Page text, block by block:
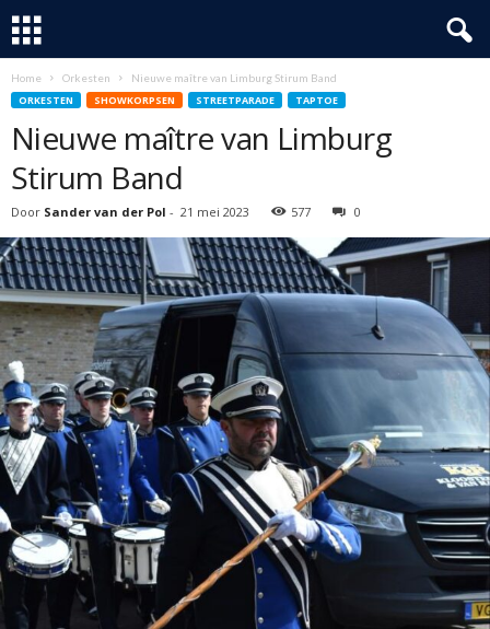
Home Orkesten Nieuwe maître van Limburg Stirum Band
ORKESTEN SHOWKORPSEN STREETPARADE TAPTOE
Nieuwe maître van Limburg
Stirum Band
Door Sander van der Pol - 21 mei 2023 577 0